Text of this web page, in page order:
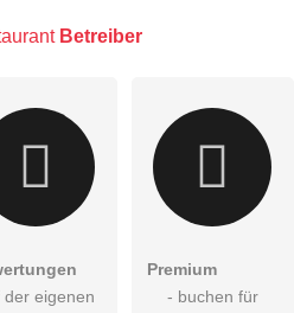
Betreiber
der eigenen
Premium
- buchen für